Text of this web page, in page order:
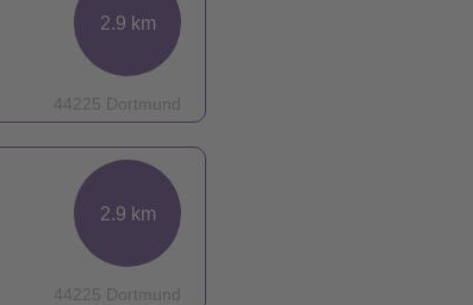
2.9 km
44225 Dortmund
2.9 km
44225 Dortmund